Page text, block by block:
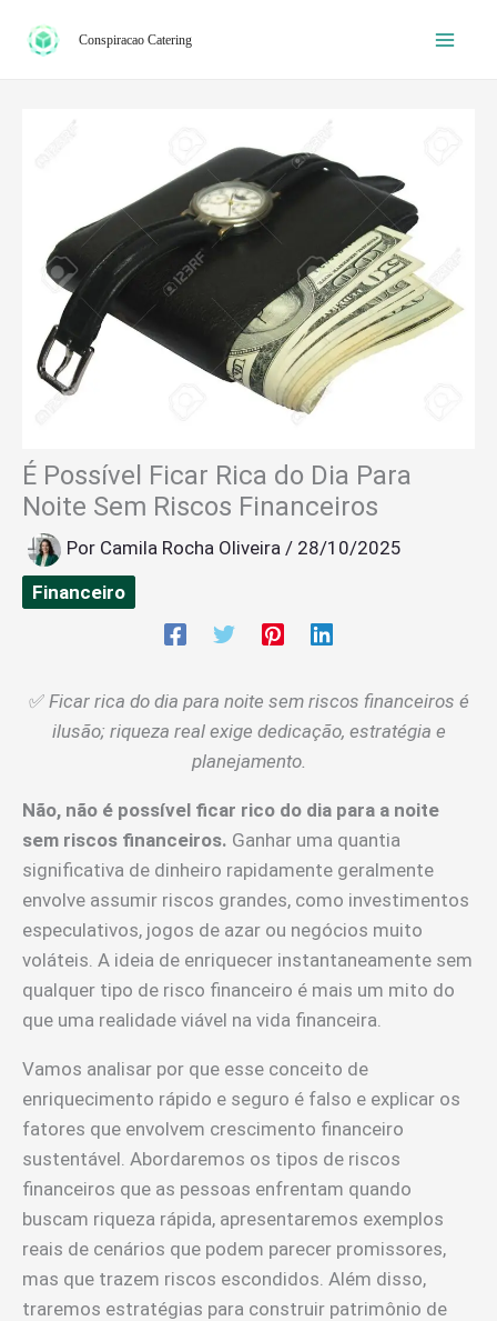
para
Conspiracao Catering
É Possível Ficar Rica do Dia Para
Noite Sem Riscos Financeiros
Por Camila Rocha Oliveira / 28/10/2025
Financeiro
✅ Ficar rica do dia para noite sem riscos financeiros é
ilusão; riqueza real exige dedicação, estratégia e
planejamento.
Não, não é possível ficar rico do dia para a noite
sem riscos financeiros. Ganhar uma quantia
significativa de dinheiro rapidamente geralmente
envolve assumir riscos grandes, como investimentos
especulativos, jogos de azar ou negócios muito
voláteis. A ideia de enriquecer instantaneamente sem
qualquer tipo de risco financeiro é mais um mito do
que uma realidade viável na vida financeira.
Vamos analisar por que esse conceito de
enriquecimento rápido e seguro é falso e explicar os
fatores que envolvem crescimento financeiro
sustentável. Abordaremos os tipos de riscos
financeiros que as pessoas enfrentam quando
buscam riqueza rápida, apresentaremos exemplos
reais de cenários que podem parecer promissores,
mas que trazem riscos escondidos. Além disso,
traremos estratégias para construir patrimônio de